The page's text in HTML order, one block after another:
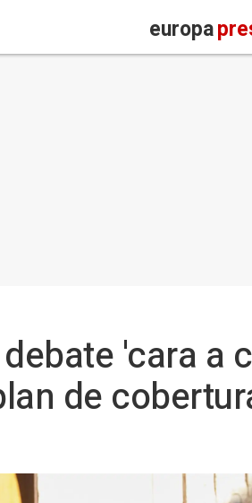
europa
'cara a
de